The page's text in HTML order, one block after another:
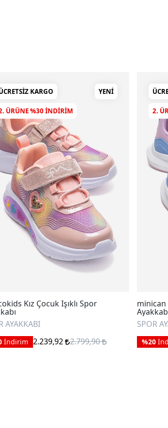
KARGO YENI
ÜRÜNE %30 INDIRIM
Kız Çocuk Işıklı Spor
AYAKKABI
İndirim 2.239,92 2.799,90
2.
minican
SPOR
%20